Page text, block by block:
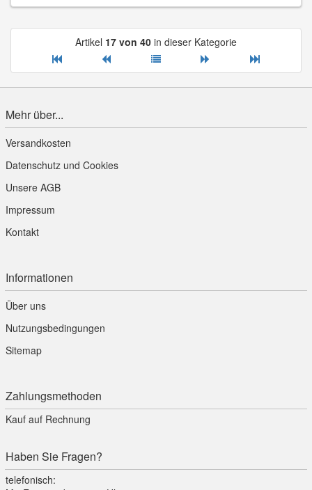
Artikel 17 von 40 in dieser Kategorie
Mehr über...
Versandkosten
Datenschutz und Cookies
Unsere AGB
Impressum
Kontakt
Informationen
Über uns
Nutzungsbedingungen
Sitemap
Zahlungsmethoden
Kauf auf Rechnung
Haben Sie Fragen?
telefonisch: